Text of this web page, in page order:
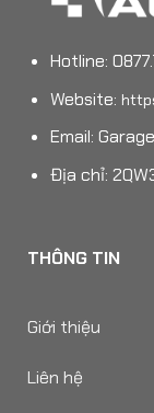
Hotline:
Website:
Email:
Địa chỉ:
THÔNG TIN
Giới thiệu
Liên hệ